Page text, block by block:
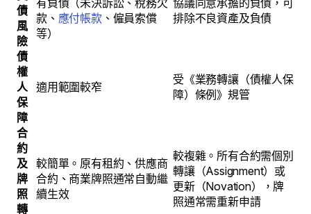
債
風
險
有負債（未決訴訟、稅務欠
款、 應付帳款、僱員索償
等）
協議同意承擔的負債，可
排除不良資產及負債
債
權
人
保
障
適用範圍較窄
受《業務轉讓（債權人保
障）條例》規管
合
約
及
牌
照
轉
較簡單。原有租約、供應商
合約、商業牌照通常自動繼
續生效
較複雜。所有合約需個別
轉讓（Assignment）或
更新（Novation），牌
照通常需重新申請